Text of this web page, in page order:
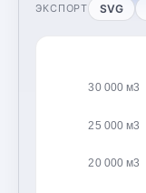
ЭКСПОРТ SVG
20 000 м3
25 000 м3
30 000 м3